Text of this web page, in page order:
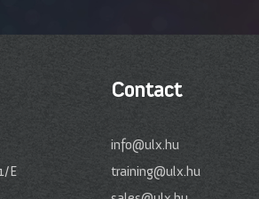
E
Contact
info@ulx.hu
training@ulx.hu